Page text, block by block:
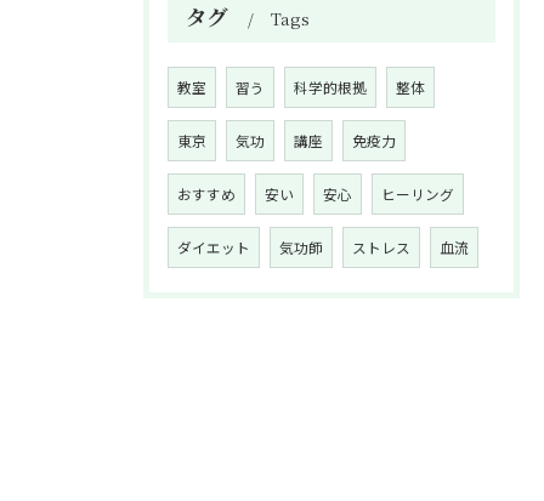
タグ Tags
教室 習う 科学的根拠 整体
東京 気功 講座 免疫力
おすすめ 安い 安心 ヒーリング
ダイエット 気功師 ストレス 血流